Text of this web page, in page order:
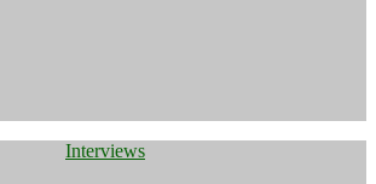
Catégories
Interviews